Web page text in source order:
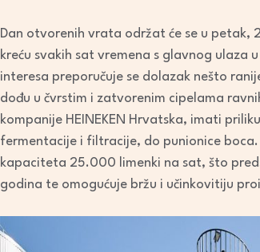
Dan otvorenih vrata održat će se u petak,
kreću svakih sat vremena s glavnog
interesa preporučuje se dolazak nešto
dođu u čvrstim i zatvorenim cipelama
kompanije HEINEKEN Hrvatska, imati
fermentacije i filtracije, do punionice
kapaciteta 25.000 limenki na sat, što
godina te omogućuje bržu i učinkovitiju